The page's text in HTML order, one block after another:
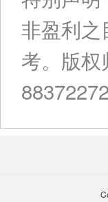
非盈利
考。版